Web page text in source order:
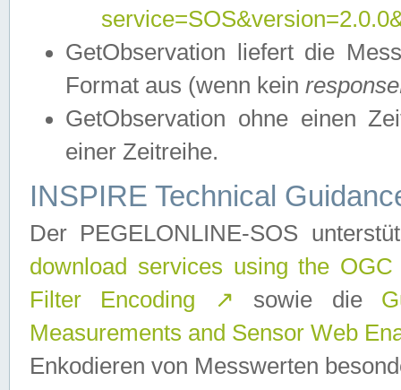
GetObservation liefert die
Format aus (wenn kein
GetObservation ohne einen
einer Zeitreihe.
INSPIRE Technical
Der PEGELONLINE-SOS
download services using the
Filter Encoding
↗ sowie die
Measurements and Sensor Web
Enkodieren von Messwerten